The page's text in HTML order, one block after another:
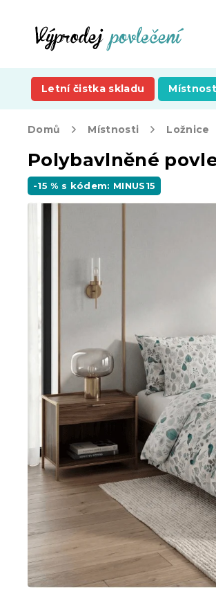
Letní čistka skladu
Domů Místnosti Ložnice
Polybavlněné
-15 % s kódem: MINUS15